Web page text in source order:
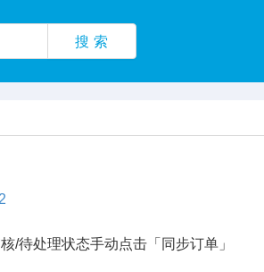
搜 索
/待处理状态手动点击「同步订单」